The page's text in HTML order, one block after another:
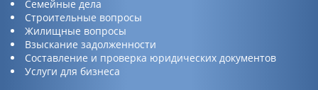
Семейные дела
Строительные вопросы
Жилищные вопросы
Взыскание задолженности
Составление и проверка юридических документов
Услуги для бизнеса